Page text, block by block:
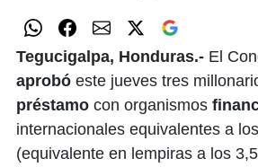
Tegucigalpa, Honduras.- El
aprobó este jueves tres
préstamo con organismos
internacionales equivalentes a
(equivalente en lempiras a los